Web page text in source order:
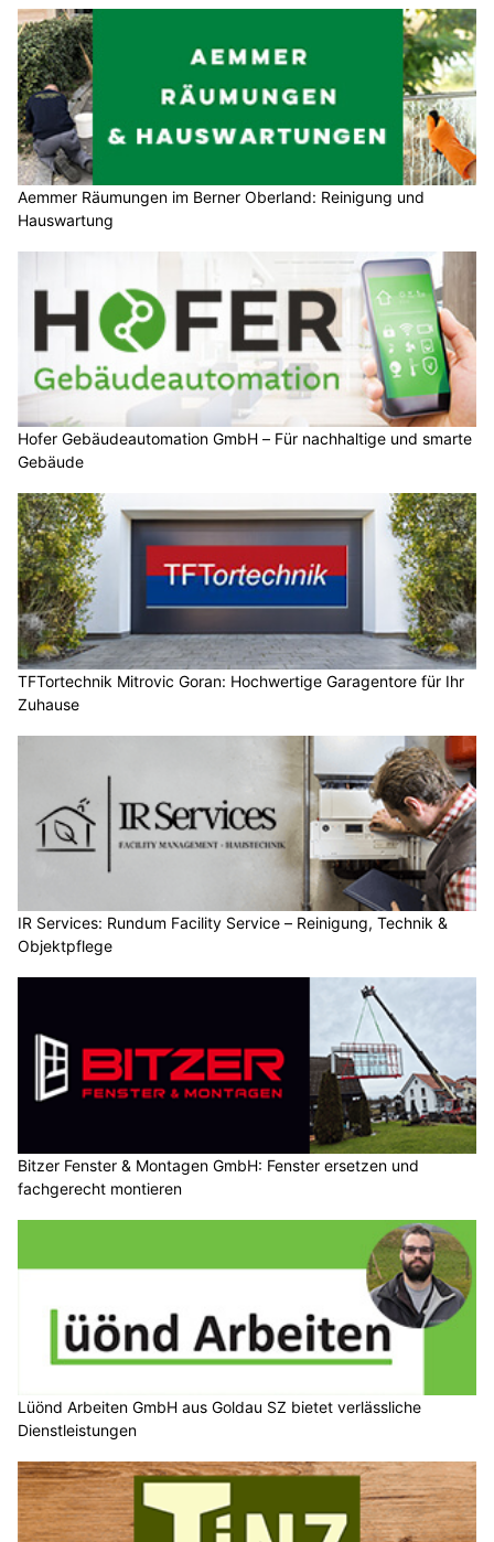
Aemmer Räumungen im Berner Oberland: Reinigung und
Hauswartung
Hofer Gebäudeautomation GmbH – Für nachhaltige und smarte
Gebäude
TFTortechnik Mitrovic Goran: Hochwertige Garagentore für Ihr
Zuhause
IR Services: Rundum Facility Service – Reinigung, Technik &
Objektpflege
Bitzer Fenster & Montagen GmbH: Fenster ersetzen und
fachgerecht montieren
Lüönd Arbeiten GmbH aus Goldau SZ bietet verlässliche
Dienstleistungen